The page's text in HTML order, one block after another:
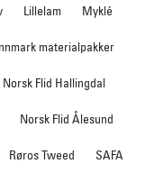
Lillelam Myklé
materialpakker
Norsk Flid Hallingdal
Norsk Flid Ålesund
Røros Tweed SAFA